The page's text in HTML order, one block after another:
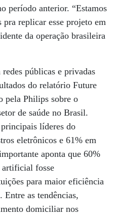
período anterior. “Estamos
pra replicar esse projeto em
da operação brasileira
públicas e privadas
do relatório Future
pela Philips sobre o
de saúde no Brasil.
líderes do
eletrônicos e 61% em
aponta que 60%
artificial fosse
para maior eficiência
Entre as tendências,
domiciliar nos